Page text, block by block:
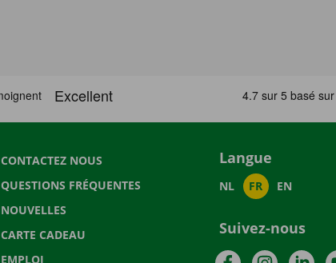
CONTACTEZ NOUS
QUESTIONS FRÉQUENTES
NOUVELLES
CARTE CADEAU
EMPLOI
Langue
NL FR EN
Suivez-nous
FacebookInstagram